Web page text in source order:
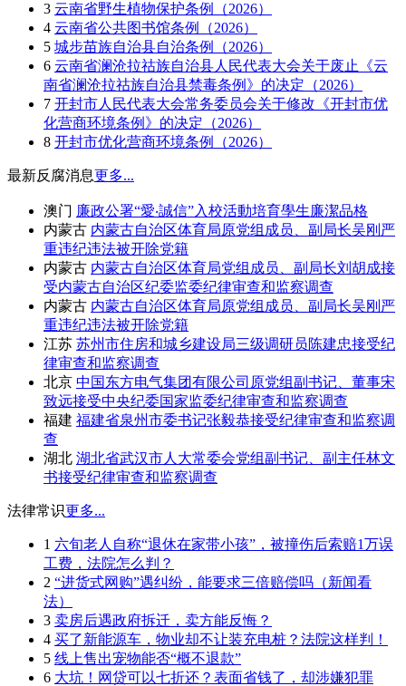
3 云南省野生植物保护条例（2026）
4 云南省公共图书馆条例（2026）
5 城步苗族自治县自治条例（2026）
6 云南省澜沧拉祜族自治县人民代表大会关于废止《云
南省澜沧拉祜族自治县禁毒条例》的决定（2026）
7 开封市人民代表大会常务委员会关于修改《开封市优
化营商环境条例》的决定（2026）
8 开封市优化营商环境条例（2026）
最新反腐消息更多...
澳门 廉政公署“愛‧誠信”入校活動培育學生廉潔品格
内蒙古 内蒙古自治区体育局原党组成员、副局长吴刚严
重违纪违法被开除党籍
内蒙古 内蒙古自治区体育局党组成员、副局长刘胡成接
受内蒙古自治区纪委监委纪律审查和监察调查
内蒙古 内蒙古自治区体育局原党组成员、副局长吴刚严
重违纪违法被开除党籍
江苏 苏州市住房和城乡建设局三级调研员陈建忠接受纪
律审查和监察调查
北京 中国东方电气集团有限公司原党组副书记、董事宋
致远接受中央纪委国家监委纪律审查和监察调查
福建 福建省泉州市委书记张毅恭接受纪律审查和监察调
查
湖北 湖北省武汉市人大常委会党组副书记、副主任林文
书接受纪律审查和监察调查
法律常识更多...
1 六旬老人自称“退休在家带小孩”，被撞伤后索赔1万误
工费，法院怎么判？
2 “进货式网购”遇纠纷，能要求三倍赔偿吗（新闻看
法）
3 卖房后遇政府拆迁，卖方能反悔？
4 买了新能源车，物业却不让装充电桩？法院这样判！
5 线上售出宠物能否“概不退款”
6 大坑！网贷可以七折还？表面省钱了，却涉嫌犯罪